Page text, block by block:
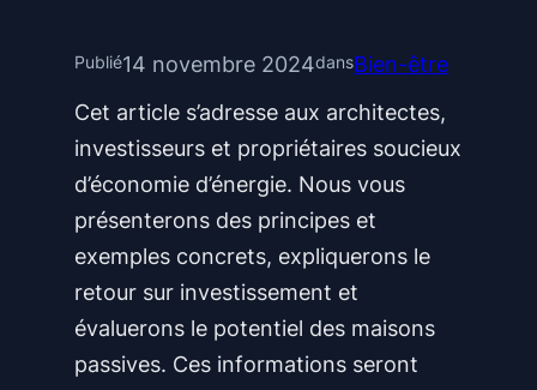
Publié14 novembre 2024dansBien-être
Cet article s’adresse aux architectes,
investisseurs et propriétaires soucieux
d’économie d’énergie. Nous vous
présenterons des principes et
exemples concrets, expliquerons le
retour sur investissement et
évaluerons le potentiel des maisons
passives. Ces informations seront